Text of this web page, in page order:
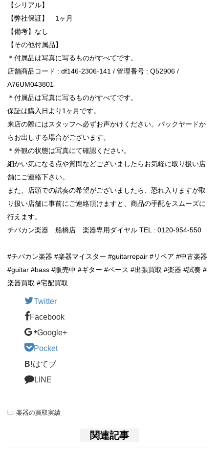
【シリアル】
【弊社保証】 1ヶ月
【備考】なし
【その他付属品】
＊付属品は写真に写るものがすべてです。
店舗商品コード : df146-2306-141 / 管理番号 : Q52906 /
A76UM043801
＊付属品は写真に写るものがすべてです。
保証は購入日より1ヶ月です。
来店の際にはスタッフへ必ずお声かけください。バックヤードか
らお出しする場合がございます。
＊外観の状態は写真にて確認ください。
細かい気になる点や質問などございましたらお気軽に取り扱い店
舗にご連絡下さい。
また、店頭での試奏の希望がございましたら、恐れ入りますが取
り扱い店舗に事前にご連絡頂けますと、商品の手配をスムーズに
行えます。
チバカン楽器 船橋店 楽器専用ダイヤル TEL : 0120-954-550
#チバカン楽器 #楽器マイスター #guitarrepair #リペア #中古楽器
#guitar #bass #販売中 #ギター #ベース #出張買取 #楽器 #試奏 #
楽器買取 #宅配買取
Twitter
Facebook
Google+
Pocket
B!はてブ
LINE
-楽器の買取実績
関連記事